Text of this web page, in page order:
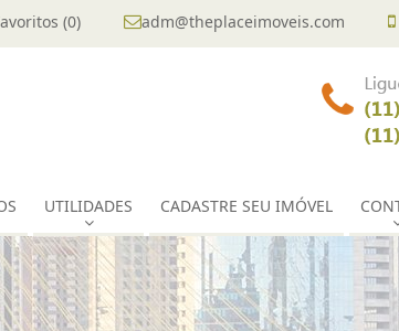
adm@theplaceimoveis.com
(0)
UTILIDADES CADASTRE SEU IMÓVEL